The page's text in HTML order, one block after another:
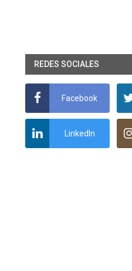
REDES SOCIALES
Facebook
LinkedIn